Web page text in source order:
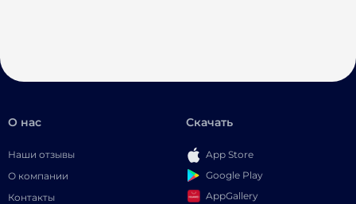
О нас
Наши отзывы
О компании
Контакты
Скачать
App Store
Google Play
AppGallery